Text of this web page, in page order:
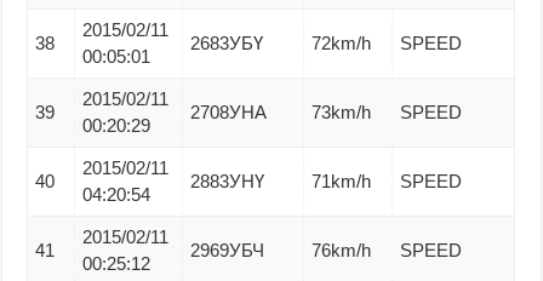
38
2015/02/11
00:05:01
2683УБҮ 72km/h SPEED
39
2015/02/11
00:20:29
2708УНА 73km/h SPEED
40
2015/02/11
04:20:54
2883УНҮ 71km/h SPEED
41
2015/02/11
00:25:12
2969УБЧ 76km/h SPEED